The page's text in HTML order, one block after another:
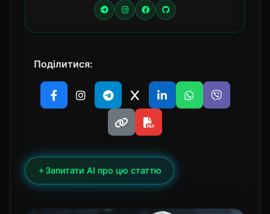
Поділитися:
✦Запитати AI про цю статтю